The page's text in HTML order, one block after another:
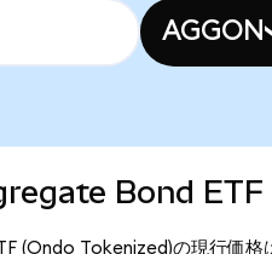
AGGON
Bond ETF
(Ondo Tokenized)の現行価格